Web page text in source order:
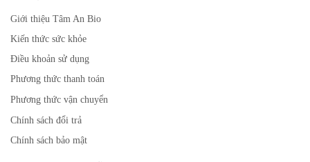
Giới thiệu Tâm An Bio
Kiến thức sức khỏe
Điều khoản sử dụng
Phương thức thanh toán
Phương thức vận chuyển
Chính sách đổi trả
Chính sách bảo mật